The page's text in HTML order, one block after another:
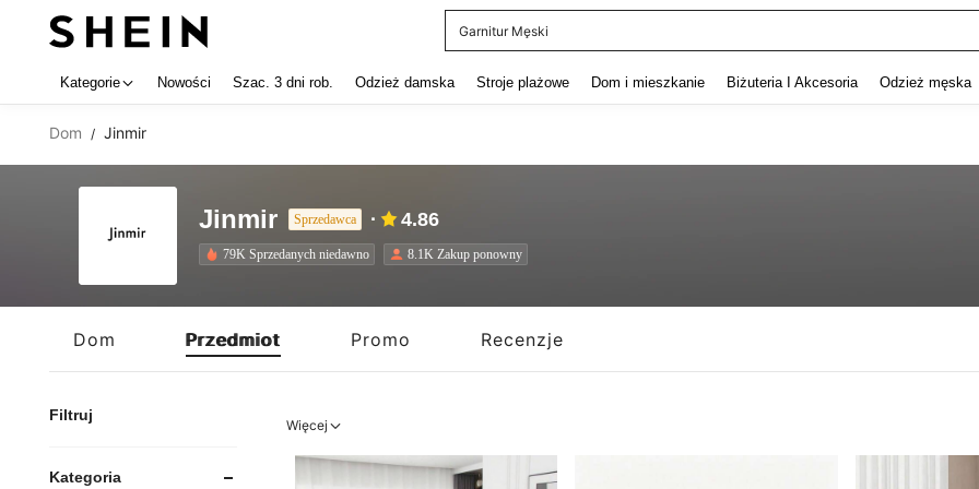
Garnitur Męski
Kategorie Nowości Szac. 3 dni rob. Odzież damska Stroje plażowe Dom i mieszkanie Biżuteria I Akcesoria Odzież męska
Dom / Jinmir
Jinmir Sprzedawca 4.86
79K Sprzedanych niedawno 8.1K Zakup ponowny
Dom Przedmiot Promo Recenzje
Filtruj
Kategoria
Więcej